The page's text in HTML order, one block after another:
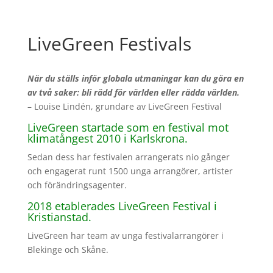
LiveGreen Festivals
När du ställs inför globala utmaningar kan du göra en
av två saker: bli rädd för världen eller rädda världen.
– Louise Lindén, grundare av LiveGreen Festival
LiveGreen startade som en festival mot
klimatångest 2010 i Karlskrona.
Sedan dess har festivalen arrangerats nio gånger
och engagerat runt 1500 unga arrangörer, artister
och förändringsagenter.
2018 etablerades LiveGreen Festival i
Kristianstad.
LiveGreen har team av unga festivalarrangörer i
Blekinge och Skåne.